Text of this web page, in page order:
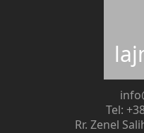
Tel:
Rr. Zenel